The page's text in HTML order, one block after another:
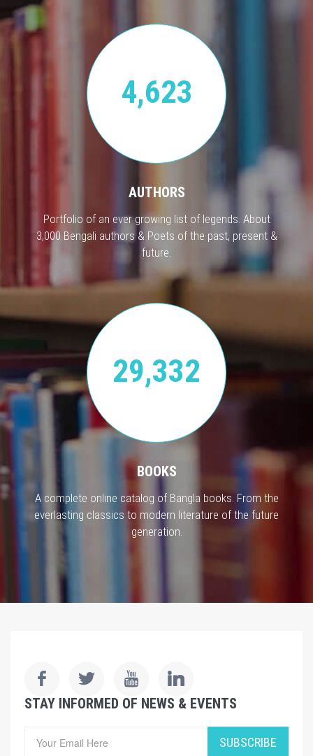
4,623
AUTHORS
Portfolio of an ever growing list of legends. About
3,000 Bengali authors & Poets of the past, present &
future.
29,332
BOOKS
A complete online catalog of Bangla books. From the
everlasting classics to modern literature of the future
generation.
STAY INFORMED OF NEWS & EVENTS
SUBSCRIBE